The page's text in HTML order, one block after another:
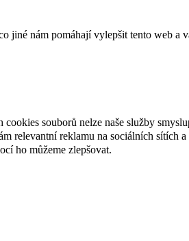
nám pomáhají vylepšit tento web a
souborů nelze naše služby
relevantní reklamu na sociálních sítích
ho můžeme zlepšovat.